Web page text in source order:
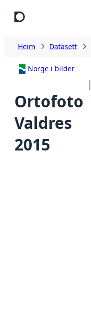
Heim Datasett
Norge i bilder
Ortofoto
Valdres
2015